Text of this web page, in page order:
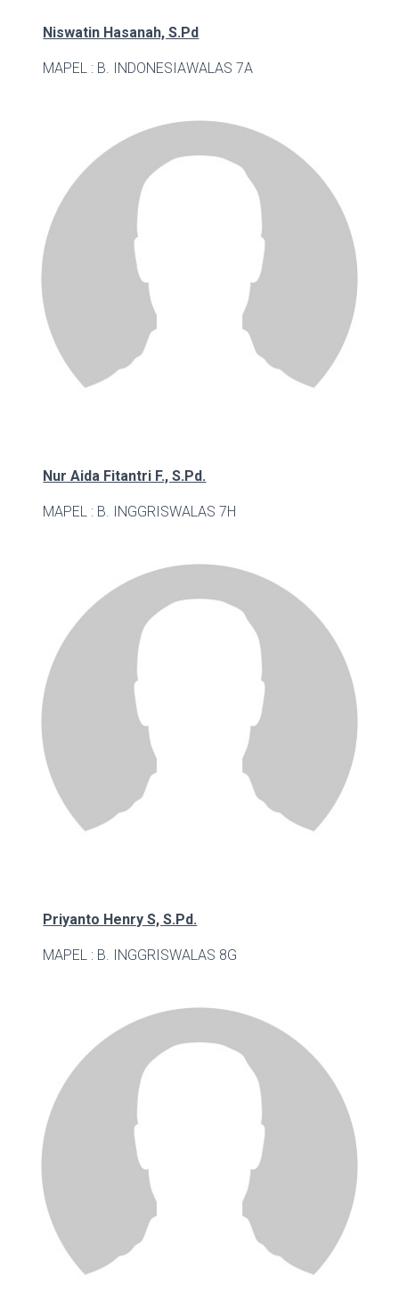
Niswatin Hasanah, S.Pd
MAPEL : B. INDONESIAWALAS 7A
Nur Aida Fitantri F., S.Pd.
MAPEL : B. INGGRISWALAS 7H
Priyanto Henry S, S.Pd.
MAPEL : B. INGGRISWALAS 8G